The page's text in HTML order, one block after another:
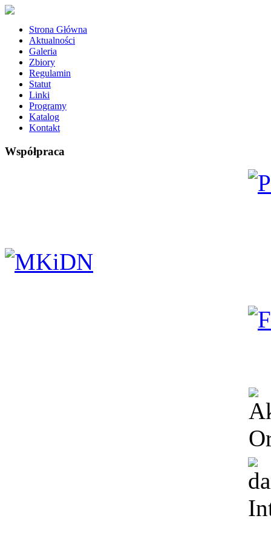
Strona Główna
Aktualności
Galeria
Zbiory
Regulamin
Statut
Linki
Programy
Katalog
Kontakt
Współpraca